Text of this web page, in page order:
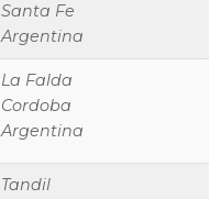
Santa Fe
Argentina
La Falda
Cordoba
Argentina
Tandil